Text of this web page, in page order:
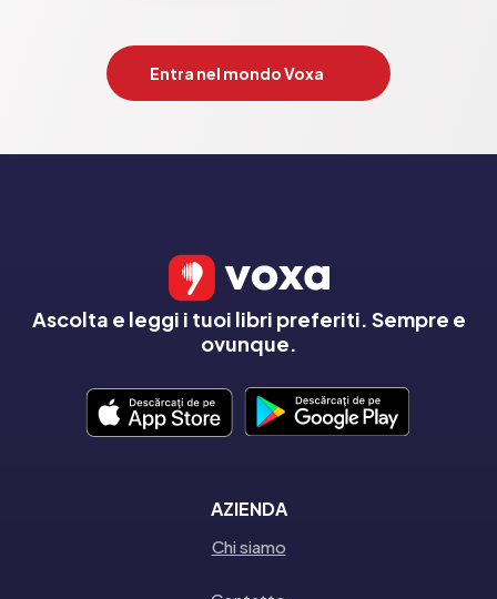
Entra nel mondo Voxa
Ascolta e leggi i tuoi libri preferiti. Sempre e
ovunque.
AZIENDA
Chi siamo